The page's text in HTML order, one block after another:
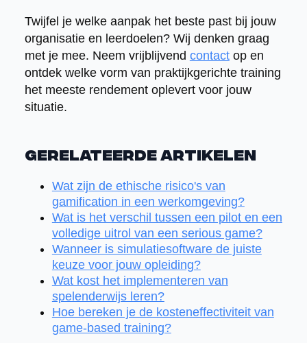
Twijfel je welke aanpak het beste past bij jouw
organisatie en leerdoelen? Wij denken graag
met je mee. Neem vrijblijvend contactop en
ontdek welke vorm van praktijkgerichte training
het meeste rendement oplevert voor jouw
situatie.
Gerelateerde artikelen
Wat zijn de ethische risico's van
gamification in een werkomgeving?
Wat is het verschil tussen een pilot en een
volledige uitrol van een serious game?
Wanneer is simulatiesoftware de juiste
keuze voor jouw opleiding?
Wat kost het implementeren van
spelenderwijs leren?
Hoe bereken je de kosteneffectiviteit van
game-based training?